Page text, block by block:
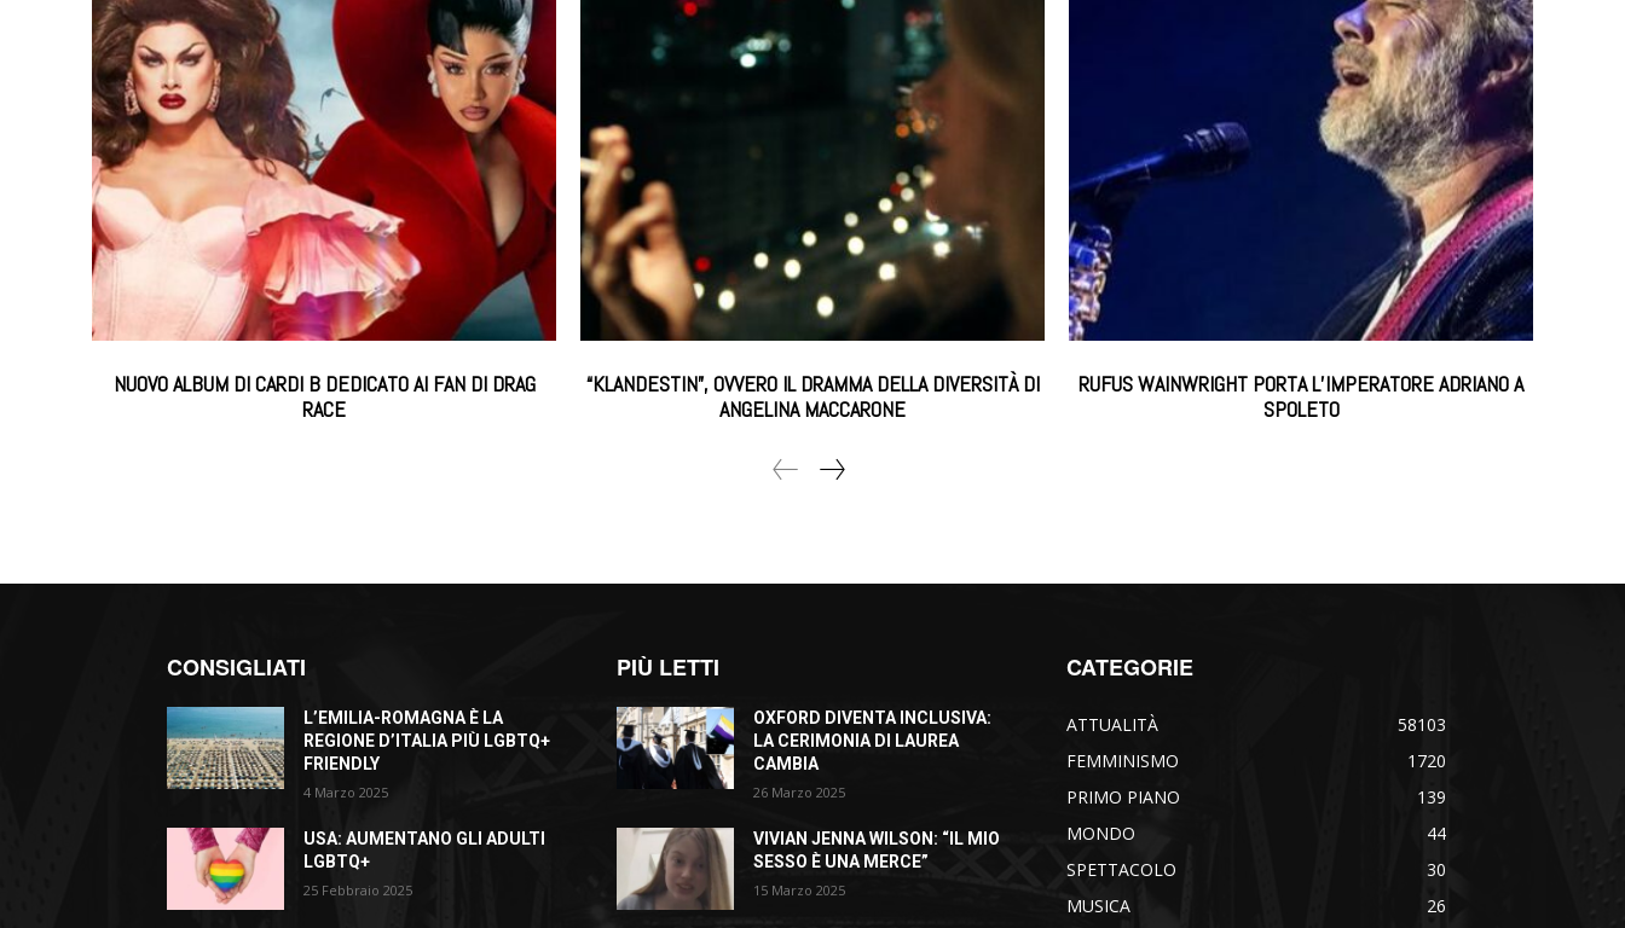
NUOVO ALBUM DI CARDI B DEDICATO AI FAN DI DRAG
RACE
“KLANDESTIN”, OVVERO IL DRAMMA DELLA DIVERSITÀ DI
ANGELINA MACCARONE
RUFUS WAINWRIGHT PORTA L’IMPERATORE ADRIANO A
SPOLETO
CONSIGLIATI
L’EMILIA-ROMAGNA È LA
REGIONE D’ITALIA PIÙ LGBTQ+
FRIENDLY
4 Marzo 2025
USA: AUMENTANO GLI ADULTI
LGBTQ+
25 Febbraio 2025
PIÙ LETTI
OXFORD DIVENTA INCLUSIVA:
LA CERIMONIA DI LAUREA
CAMBIA
26 Marzo 2025
VIVIAN JENNA WILSON: “IL MIO
SESSO È UNA MERCE”
15 Marzo 2025
CATEGORIE
ATTUALITÀ
58103
FEMMINISMO
1720
PRIMO PIANO
139
MONDO
44
SPETTACOLO
30
MUSICA
26